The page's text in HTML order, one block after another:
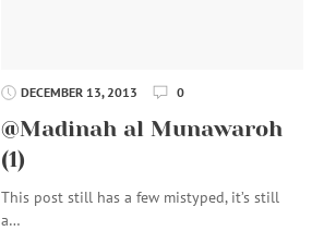
DECEMBER 13, 2013 0
@Madinah al Munawaroh
(1)
This post still has a few mistyped, it’s still
a…